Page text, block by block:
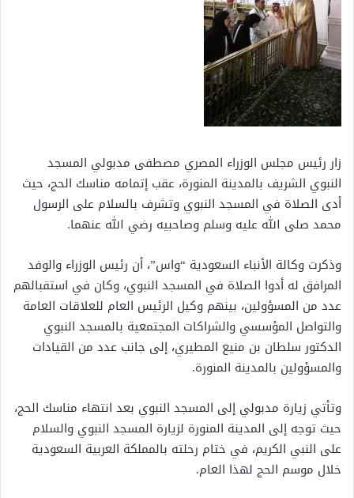
زار رئيس مجلس الوزراء المصري مصطفى مدبولي المسجد
النبوي الشريف بالمدينة المنورة، عقب إتمامه مناسك الحج، حيث
أدى الصلاة في المسجد النبوي وتشرف بالسلام على الرسول
محمد صلى الله عليه وسلم وصاحبيه رضي الله عنهما.
وذكرت وكالة الأنباء السعودية “واس”، أن رئيس الوزراء والوفد
المرافق له أدوا الصلاة في المسجد النبوي، وكان في استقبالهم
عدد من المسؤولين، بينهم وكيل الرئيس العام للعلاقات العامة
والتواصل المؤسسي والشراكات المجتمعية بالمسجد النبوي
الدكتور سلطان بن منيع المطيري، إلى جانب عدد من القيادات
والمسؤولين بالمدينة المنورة.
وتأتي زيارة مدبولي إلى المسجد النبوي بعد انتهاء مناسك الحج،
حيث توجه إلى المدينة المنورة لزيارة المسجد النبوي والسلام
على النبي الكريم، في ختام رحلته بالمملكة العربية السعودية
خلال موسم الحج لهذا العام.